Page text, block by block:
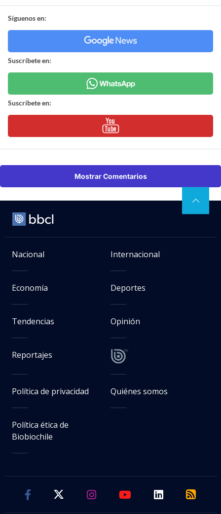
Síguenos en:
Suscríbete en:
Suscríbete en:
Mostrar Comentarios
Nacional Internacional
Economía Deportes
Tendencias Opinión
Reportajes
Política de privacidad Quiénes somos
Política ética de
Biobiochile